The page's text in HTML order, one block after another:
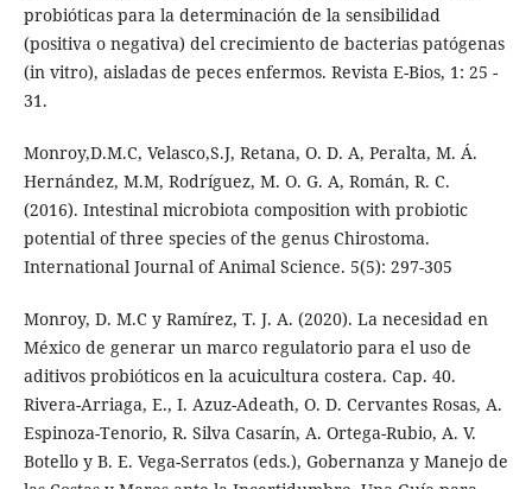
probióticas para la determinación de la sensibilidad
(positiva o negativa) del crecimiento de bacterias patógenas
(in vitro), aisladas de peces enfermos. Revista E-Bios, 1: 25 -
31.
Monroy,D.M.C, Velasco,S.J, Retana, O. D. A, Peralta, M. Á.
Hernández, M.M, Rodríguez, M. O. G. A, Román, R. C.
(2016). Intestinal microbiota composition with probiotic
potential of three species of the genus Chirostoma.
International Journal of Animal Science. 5(5): 297-305
Monroy, D. M.C y Ramírez, T. J. A. (2020). La necesidad en
México de generar un marco regulatorio para el uso de
aditivos probióticos en la acuicultura costera. Cap. 40.
Rivera-Arriaga, E., I. Azuz-Adeath, O. D. Cervantes Rosas, A.
Espinoza-Tenorio, R. Silva Casarín, A. Ortega-Rubio, A. V.
Botello y B. E. Vega-Serratos (eds.), Gobernanza y Manejo de